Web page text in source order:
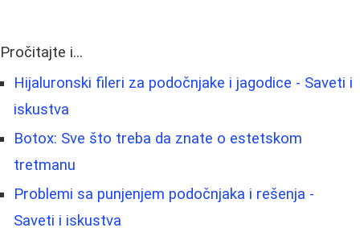
Pročitajte i...
Hijaluronski fileri za podočnjake i jagodice - Saveti i
iskustva
Botox: Sve što treba da znate o estetskom
tretmanu
Problemi sa punjenjem podočnjaka i rešenja -
Saveti i iskustva